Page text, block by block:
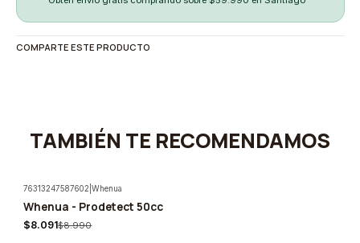
COMPARTE ESTE PRODUCTO
TAMBIÉN TE RECOMENDAMOS
-10%
76313247587602 |Whenua
Whenua - Prodetect 50cc
$8.091$8.990